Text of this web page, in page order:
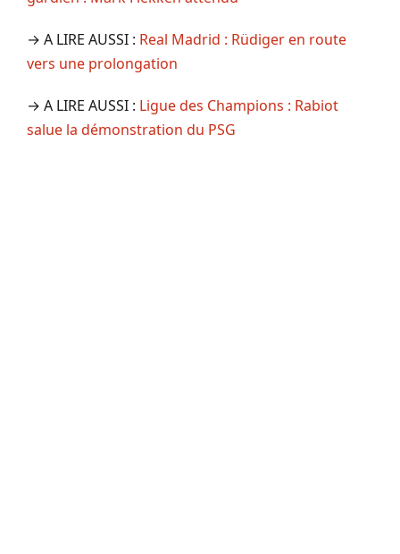
→ A LIRE AUSSI : Real Madrid : Rüdiger en route
vers une prolongation
→ A LIRE AUSSI : Ligue des Champions : Rabiot
salue la démonstration du PSG